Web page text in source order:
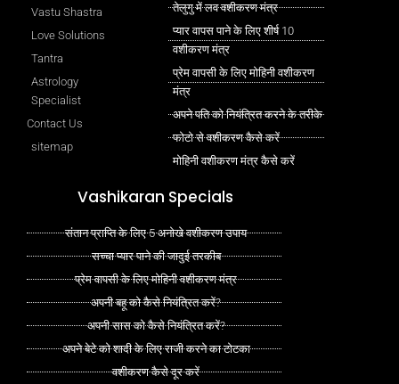
Vastu Shastra
Love Solutions
Tantra
Astrology
Specialist
Contact Us
sitemap
तेलुगु में लव वशीकरण मंत्र
प्यार वापस पाने के लिए शीर्ष 10
वशीकरण मंत्र
प्रेम वापसी के लिए मोहिनी वशीकरण
मंत्र
अपने पति को नियंत्रित करने के तरीके
फोटो से वशीकरण कैसे करें
मोहिनी वशीकरण मंत्र कैसे करें
Vashikaran Specials
संतान प्राप्ति के लिए 5 अनोखे वशीकरण उपाय
सच्चा प्यार पाने की जादुई तरकीब
प्रेम वापसी के लिए मोहिनी वशीकरण मंत्र
अपनी बहू को कैसे नियंत्रित करें?
अपनी सास को कैसे नियंत्रित करें?
अपने बेटे को शादी के लिए राजी करने का टोटका
वशीकरण कैसे दूर करें